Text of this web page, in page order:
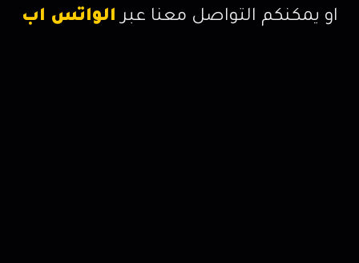
او يمكنكم التواصل معنا عبر الواتس اب